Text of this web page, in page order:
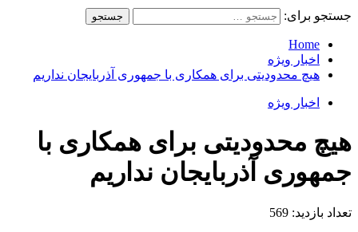
جستجو برای:
Home
اخبار ویژه
هیچ محدودیتی برای همکاری با جمهوری آذربایجان نداریم
اخبار ویژه
هیچ محدودیتی برای همکاری با
جمهوری آذربایجان نداریم
تعداد بازدید: 569